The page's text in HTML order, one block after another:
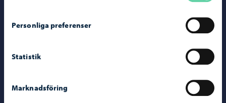
Personliga preferenser
Statistik
Marknadsföring
Borgåinfo